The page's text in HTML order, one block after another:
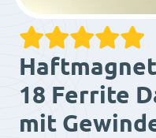
18 Ferrite
mit